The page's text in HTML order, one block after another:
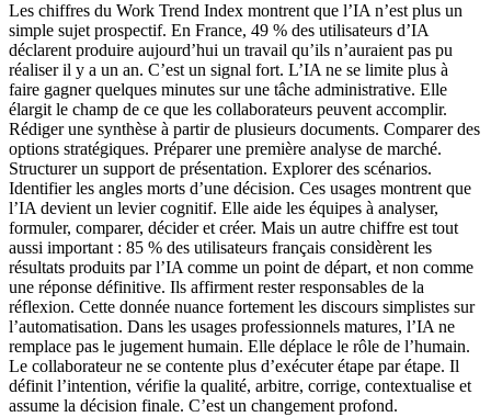
Les chiffres du Work Trend Index montrent que l’IA n’est plus un
simple sujet prospectif. En France, 49 % des utilisateurs d’IA
déclarent produire aujourd’hui un travail qu’ils n’auraient pas pu
réaliser il y a un an. C’est un signal fort. L’IA ne se limite plus à
faire gagner quelques minutes sur une tâche administrative. Elle
élargit le champ de ce que les collaborateurs peuvent accomplir.
Rédiger une synthèse à partir de plusieurs documents. Comparer des
options stratégiques. Préparer une première analyse de marché.
Structurer un support de présentation. Explorer des scénarios.
Identifier les angles morts d’une décision. Ces usages montrent que
l’IA devient un levier cognitif. Elle aide les équipes à analyser,
formuler, comparer, décider et créer. Mais un autre chiffre est tout
aussi important : 85 % des utilisateurs français considèrent les
résultats produits par l’IA comme un point de départ, et non comme
une réponse définitive. Ils affirment rester responsables de la
réflexion. Cette donnée nuance fortement les discours simplistes sur
l’automatisation. Dans les usages professionnels matures, l’IA ne
remplace pas le jugement humain. Elle déplace le rôle de l’humain.
Le collaborateur ne se contente plus d’exécuter étape par étape. Il
définit l’intention, vérifie la qualité, arbitre, corrige, contextualise et
assume la décision finale. C’est un changement profond.